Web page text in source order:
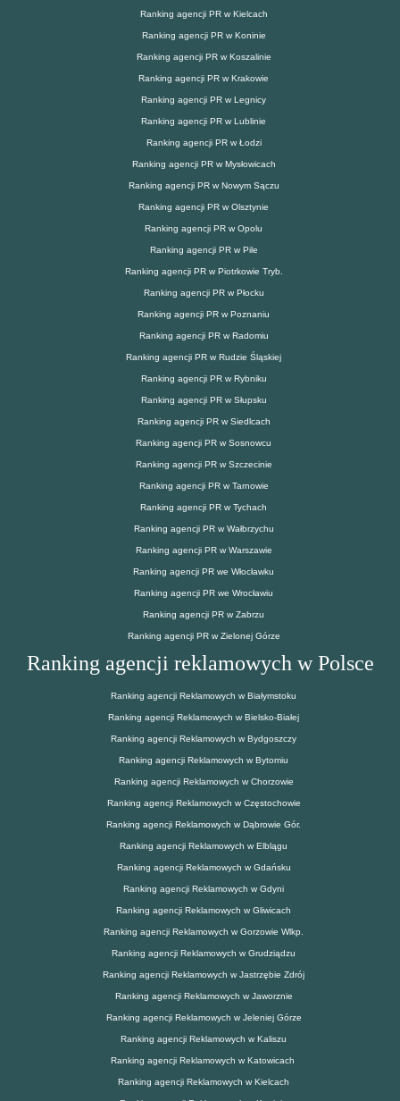
Ranking agencji PR w Kielcach
Ranking agencji PR w Koninie
Ranking agencji PR w Koszalinie
Ranking agencji PR w Krakowie
Ranking agencji PR w Legnicy
Ranking agencji PR w Lublinie
Ranking agencji PR w Łodzi
Ranking agencji PR w Mysłowicach
Ranking agencji PR w Nowym Sączu
Ranking agencji PR w Olsztynie
Ranking agencji PR w Opolu
Ranking agencji PR w Pile
Ranking agencji PR w Piotrkowie Tryb.
Ranking agencji PR w Płocku
Ranking agencji PR w Poznaniu
Ranking agencji PR w Radomiu
Ranking agencji PR w Rudzie Śląskiej
Ranking agencji PR w Rybniku
Ranking agencji PR w Słupsku
Ranking agencji PR w Siedlcach
Ranking agencji PR w Sosnowcu
Ranking agencji PR w Szczecinie
Ranking agencji PR w Tarnowie
Ranking agencji PR w Tychach
Ranking agencji PR w Wałbrzychu
Ranking agencji PR w Warszawie
Ranking agencji PR we Włocławku
Ranking agencji PR we Wrocławiu
Ranking agencji PR w Zabrzu
Ranking agencji PR w Zielonej Górze
Ranking agencji reklamowych w Polsce
Ranking agencji Reklamowych w Białymstoku
Ranking agencji Reklamowych w Bielsko-Białej
Ranking agencji Reklamowych w Bydgoszczy
Ranking agencji Reklamowych w Bytomiu
Ranking agencji Reklamowych w Chorzowie
Ranking agencji Reklamowych w Częstochowie
Ranking agencji Reklamowych w Dąbrowie Gór.
Ranking agencji Reklamowych w Elblągu
Ranking agencji Reklamowych w Gdańsku
Ranking agencji Reklamowych w Gdyni
Ranking agencji Reklamowych w Gliwicach
Ranking agencji Reklamowych w Gorzowie Wlkp.
Ranking agencji Reklamowych w Grudziądzu
Ranking agencji Reklamowych w Jastrzębie Zdrój
Ranking agencji Reklamowych w Jaworznie
Ranking agencji Reklamowych w Jeleniej Górze
Ranking agencji Reklamowych w Kaliszu
Ranking agencji Reklamowych w Katowicach
Ranking agencji Reklamowych w Kielcach